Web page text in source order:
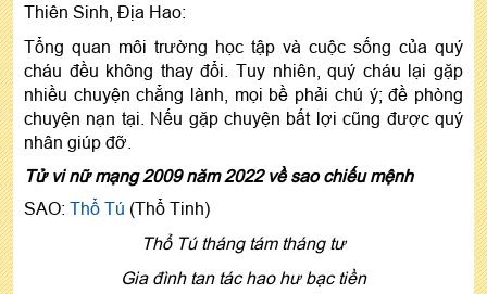
Thiên Sinh, Địa Hao:
Tổng quan môi trường học tập và cuộc sống của quý
cháu đều không thay đổi. Tuy nhiên, quý cháu lại gặp
nhiều chuyện chẳng lành, mọi bề phải chú ý; đề phòng
chuyện nạn tại. Nếu gặp chuyện bất lợi cũng được quý
nhân giúp đỡ.
Tử vi nữ mạng 2009 năm 2022 về sao chiếu mệnh
SAO: Thổ Tú (Thổ Tinh)
Thổ Tú tháng tám tháng tư
Gia đình tan tác hao hư bạc tiền